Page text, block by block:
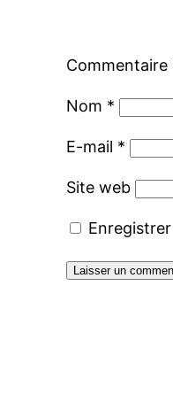
Commentaire
Nom *
E-mail *
Site web